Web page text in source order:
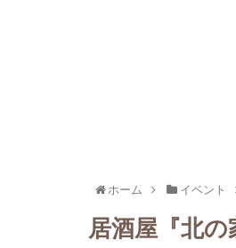
ホーム イベント
居酒屋『北